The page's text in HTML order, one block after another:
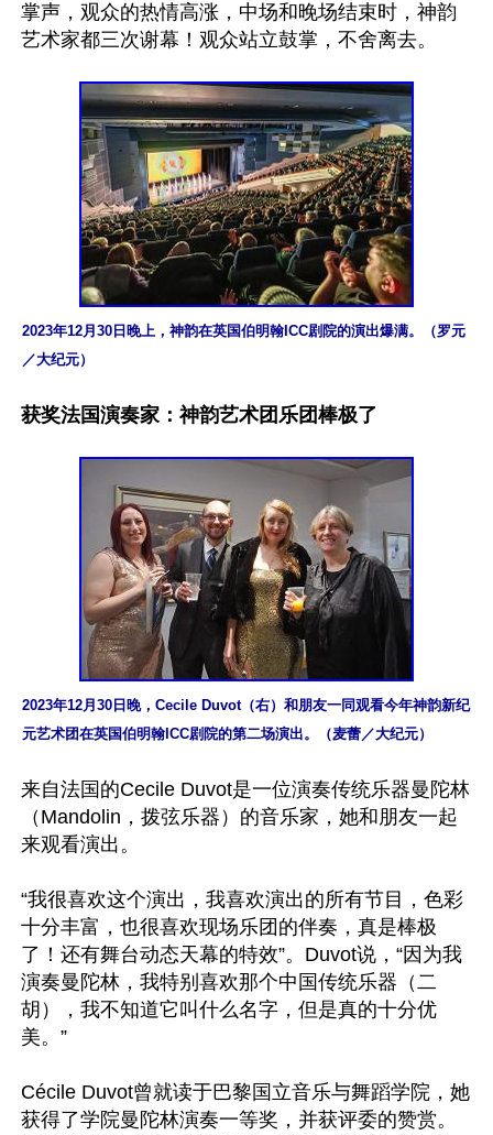
掌声，观众的热情高涨，中场和晚场结束时，神韵
2023年12月30日晚上，神韵在英国伯明翰ICC剧院的演出爆满。（罗元
／大纪元）
获奖法国演奏家：神韵艺术团乐团棒极了
2023年12月30日晚，Cecile Duvot（右）和朋友一同观看今年神韵新纪
元艺术团在英国伯明翰ICC剧院的第二场演出。（麦蕾／大纪元）
来自法国的Cecile Duvot是一位演奏传统乐器曼陀林
（Mandolin，拨弦乐器）的音乐家，她和朋友一起
来观看演出。
“我很喜欢这个演出，我喜欢演出的所有节目，色彩
十分丰富，也很喜欢现场乐团的伴奏，真是棒极
了！还有舞台动态天幕的特效”。Duvot说，“因为我
演奏曼陀林，我特别喜欢那个中国传统乐器（二
胡），我不知道它叫什么名字，但是真的十分优
美。”
Cécile Duvot曾就读于巴黎国立音乐与舞蹈学院，她
获得了学院曼陀林演奏一等奖，并获评委的赞赏。